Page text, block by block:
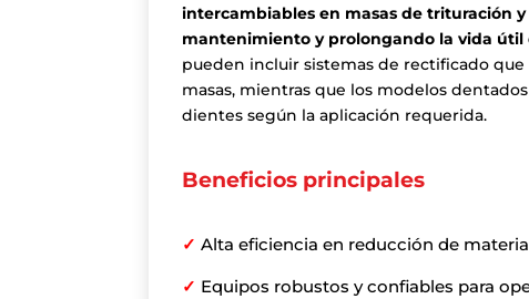
intercambiables en masas de trituración
mantenimiento y prolongando la vida útil
pueden incluir sistemas de rectificado
masas, mientras que los modelos
dientes según la aplicación requerida.
Beneficios principales
✓Alta eficiencia en reducción de
✓ Equipos robustos y confiables para